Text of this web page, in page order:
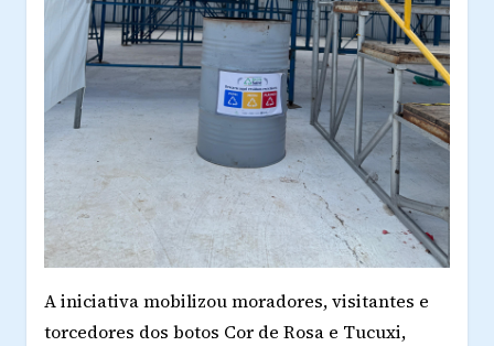
A iniciativa mobilizou moradores, visitantes e
torcedores dos botos Cor de Rosa e Tucuxi,